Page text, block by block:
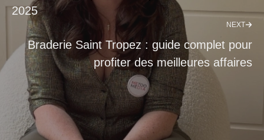
2025
NEXT
Braderie Saint Tropez : guide complet pour
profiter des meilleures affaires